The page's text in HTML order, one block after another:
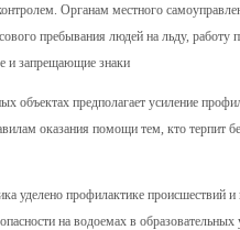
Органам местного
пребывания людей на льду, работу
и запрещающие знаки
объектах предполагает усиление
оказания помощи тем, кто терпит
уделено профилактике
на водоемах в